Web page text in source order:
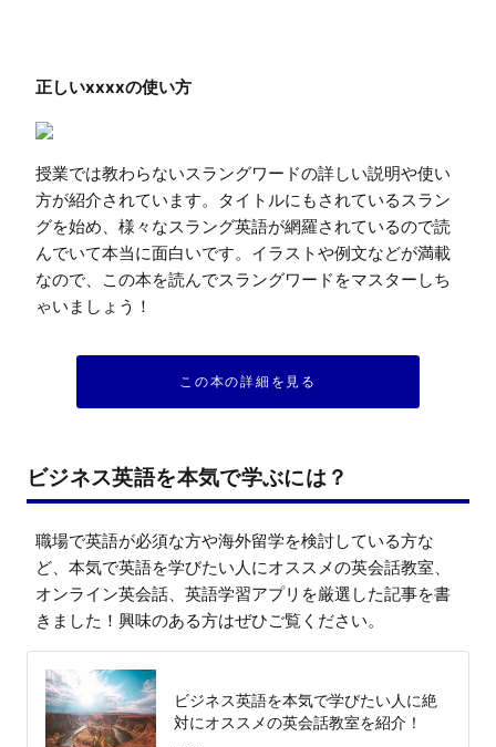
授業では教わらないスラングワードの詳しい説明や使い
方が紹介されています。タイトルにもされているスラン
グを始め、様々なスラング英語が網羅されているので読
んでいて本当に面白いです。イラストや例文などが満載
なので、この本を読んでスラングワードをマスターしち
ゃいましょう！
この本の詳細を見る
ビジネス英語を本気で学ぶには？
職場で英語が必須な方や海外留学を検討している方な
ど、本気で英語を学びたい人にオススメの英会話教室、
オンライン英会話、英語学習アプリを厳選した記事を書
きました！興味のある方はぜひご覧ください。
ビジネス英語を本気で学びたい人に絶
対にオススメの英会話教室を紹介！